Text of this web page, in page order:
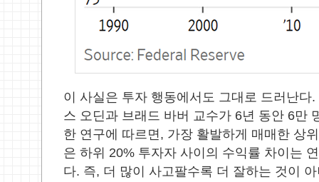
이 사실은 투자 행동에서도 그대로 드러난다.
스 오딘과 브래드 바버 교수가 6년 동안 6만
한 연구에 따르면, 가장 활발하게 매매한 상위
은 하위 20% 투자자 사이의 수익률 차이는
다. 즉, 더 많이 사고팔수록 더 잘하는 것이